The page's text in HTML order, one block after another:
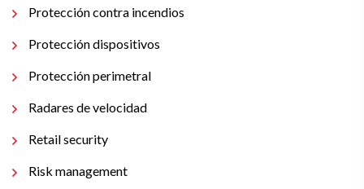
Protección contra incendios
Protección dispositivos
Protección perimetral
Radares de velocidad
Retail security
Risk management